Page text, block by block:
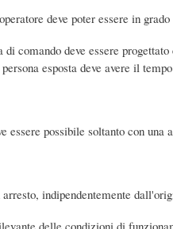
deve poter essere in
comando deve essere
esposta deve avere il
essere possibile soltanto con
indipendentemente
delle condizioni di